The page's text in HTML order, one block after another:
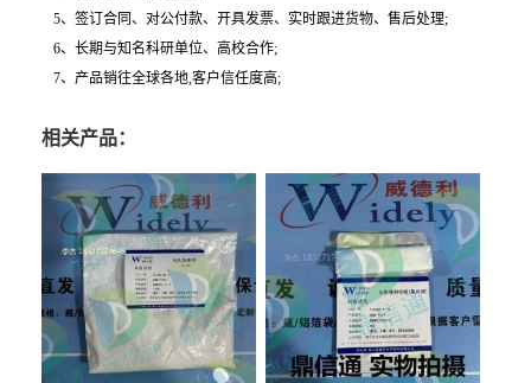
5、签订合同、对公付款、开具发票、实时跟进货物、售后处理;
6、长期与知名科研单位、高校合作;
7、产品销往全球各地,客户信任度高;
相关产品：